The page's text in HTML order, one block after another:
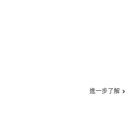
進一步了解